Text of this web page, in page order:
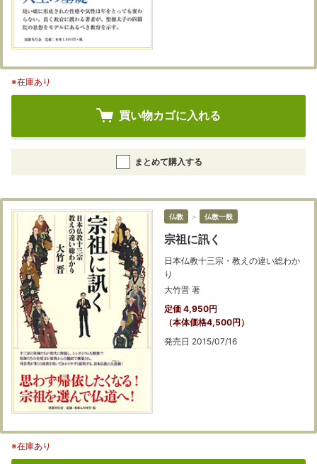
※在庫あり
買い物カゴに入れる
まとめて購入する
仏教 ＞ 仏教一般
宗祖に訊く
日本仏教十三宗・教えの違い総わか
り
大竹晋 著
定価 4,950円
（本体価格4,500円）
発売日 2015/07/16
※在庫あり